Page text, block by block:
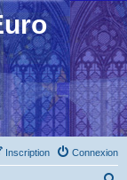
Connexion
Inscription